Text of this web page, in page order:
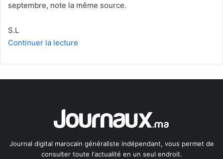
septembre, note la même source.
S.L
Continuer la lecture
Journal digital marocain généraliste indépendant, vous permet de
consulter toute l'actualité en un seul endroit.